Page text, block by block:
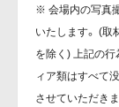
※ 会場内の写真
いたします。 (
を除く) 上記の行
ィア類はすべて
させていただきま